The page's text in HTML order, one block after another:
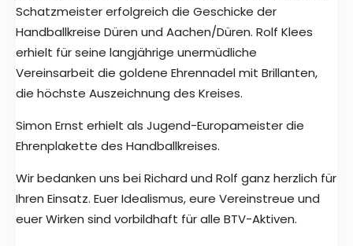
Schatzmeister erfolgreich die Geschicke der
Handballkreise Düren und Aachen/Düren. Rolf Klees
erhielt für seine langjährige unermüdliche
Vereinsarbeit die goldene Ehrennadel mit Brillanten,
die höchste Auszeichnung des Kreises.
Simon Ernst erhielt als Jugend-Europameister die
Ehrenplakette des Handballkreises.
Wir bedanken uns bei Richard und Rolf ganz herzlich für
Ihren Einsatz. Euer Idealismus, eure Vereinstreue und
euer Wirken sind vorbildhaft für alle BTV-Aktiven.